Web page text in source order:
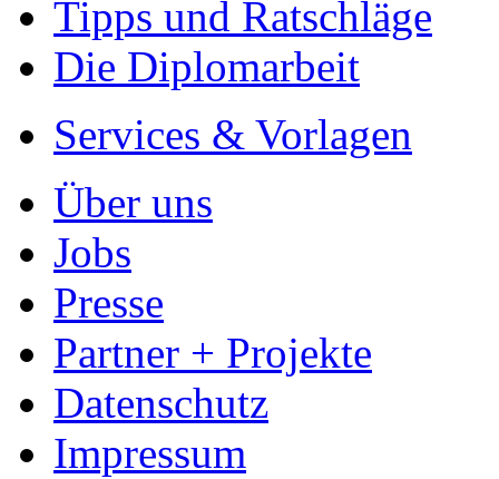
Tipps und Ratschläge
Die Diplomarbeit
Services & Vorlagen
Über uns
Jobs
Presse
Partner + Projekte
Datenschutz
Impressum